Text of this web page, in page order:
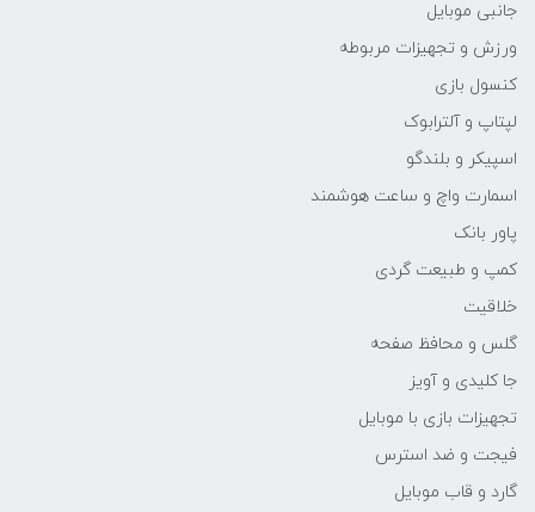
جانبی موبایل
ورزش و تجهیزات مربوطه
کنسول بازی
لپتاپ و آلترابوک
اسپیکر و بلندگو
اسمارت واچ و ساعت هوشمند
پاور بانک
کمپ و طبیعت گردی
خلاقیت
گلس و محافظ صفحه
جا کلیدی و آویز
تجهیزات بازی با موبایل
فیجت و ضد استرس
گارد و قاب موبایل